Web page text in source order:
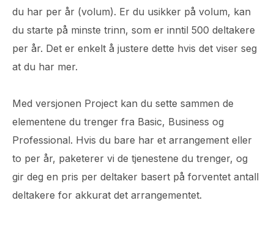
du har per år (volum). Er du usikker på volum, kan
du starte på minste trinn, som er inntil 500 deltakere
per år. Det er enkelt å justere dette hvis det viser seg
at du har mer.
Med versjonen Project kan du sette sammen de
elementene du trenger fra Basic, Business og
Professional. Hvis du bare har et arrangement eller
to per år, paketerer vi de tjenestene du trenger, og
gir deg en pris per deltaker basert på forventet antall
deltakere for akkurat det arrangementet.